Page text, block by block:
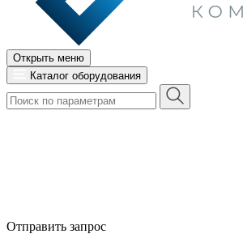
Открыть меню
Каталог оборудования
Отправить запрос